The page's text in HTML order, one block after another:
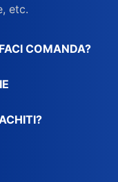
etc.
COMANDA?